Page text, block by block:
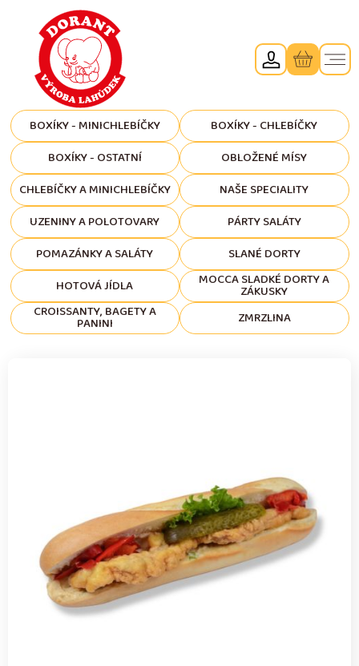
BOXÍKY - MINICHLEBÍČKY
BOXÍKY - CHLEBÍČKY
BOXÍKY - OSTATNÍ
OBLOŽENÉ MÍSY
CHLEBÍČKY A MINICHLEBÍČKY
NAŠE SPECIALITY
UZENINY A POLOTOVARY
PÁRTY SALÁTY
POMAZÁNKY A SALÁTY
SLANÉ DORTY
HOTOVÁ JÍDLA
MOCCA SLADKÉ DORTY A
ZÁKUSKY
CROISSANTY, BAGETY A
PANINI ZMRZLINA